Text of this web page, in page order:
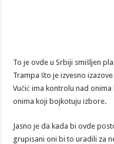
To je ovde u Srbiji smišljen
Trampa što je izvesno
Vučić ima kontrolu nad
onima koji bojkotuju izbore.
Jasno je da kada bi ovde
grupisani oni bi to uradili za